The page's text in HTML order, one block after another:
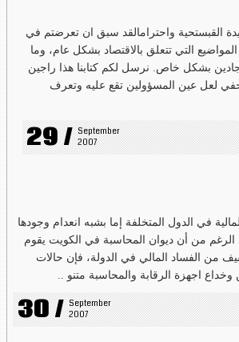
القبستحية واحترامالقد سبق ان تعرضتم في
التي تتعلق بالاقتصاد بشكل عام، وما
بشكل خاص. نرسل لكم كتابنا هذا راجين
لعل عين المسؤولين تقع عليه وتعرف
29 / September
2007
في الدول المتخلفة إما بشبه انعدام وجودها
الرغم من أن ديوان المحاسبة في الكويت يقوم
من الفساد المالي في الدولة، فإن حالات
وخداع اجهزة الرقابة والمحاسبة متنو ..
30 / September
2007